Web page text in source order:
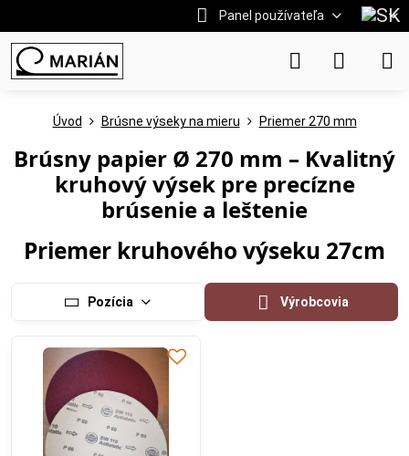
Panel používateľa
Úvod Brúsne výseky na mieru Priemer 270 mm
Brúsny papier Ø 270 mm – Kvalitný
kruhový výsek pre precízne
brúsenie a leštenie
Priemer kruhového výseku 27cm
Pozícia Výrobcovia